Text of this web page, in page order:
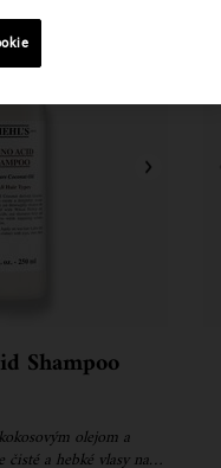
Shampoo
olejom a
a hebké vlasy na